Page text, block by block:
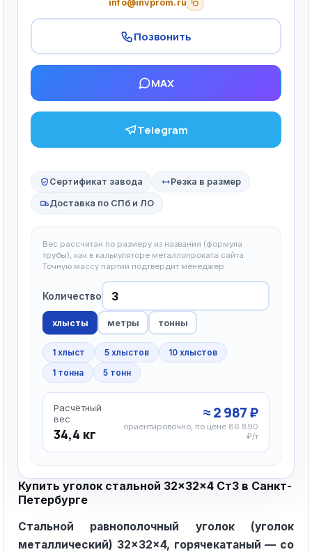
info@invprom.ru
Позвонить
MAX
Telegram
Сертификат завода Резка в размер
Доставка по СПб и ЛО
Вес рассчитан по размеру из названия (формула
трубы), как в калькуляторе металлопроката сайта.
Точную массу партии подтвердит менеджер.
Количество
хлысты метры тонны
1 хлыст 5 хлыстов
10 хлыстов
1 тонна
5 тонн
Расчётный
вес
34,4 кг
≈ 2 987 ₽
ориентировочно, по цене 86 890
₽/т
Купить уголок стальной 32×32×4 Ст3 в Санкт-
Петербурге
Стальной равнополочный уголок (уголок
металлический) 32×32×4, горячекатаный — со